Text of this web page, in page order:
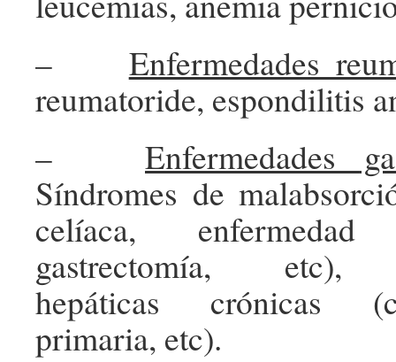
– Enfermedades
reumatoride, espondilitis
– Enfermedades
Síndromes de
celíaca,
gastrectomía, etc),
hepáticas crónicas
primaria, etc).